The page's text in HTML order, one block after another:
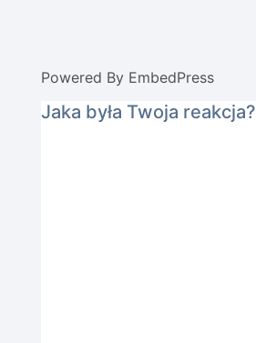
Powered By EmbedPress
Jaka była Twoja reakcja?